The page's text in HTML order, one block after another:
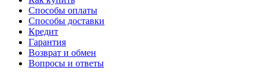
Способы оплаты
Способы доставки
Кредит
Гарантия
Возврат и обмен
Вопросы и ответы